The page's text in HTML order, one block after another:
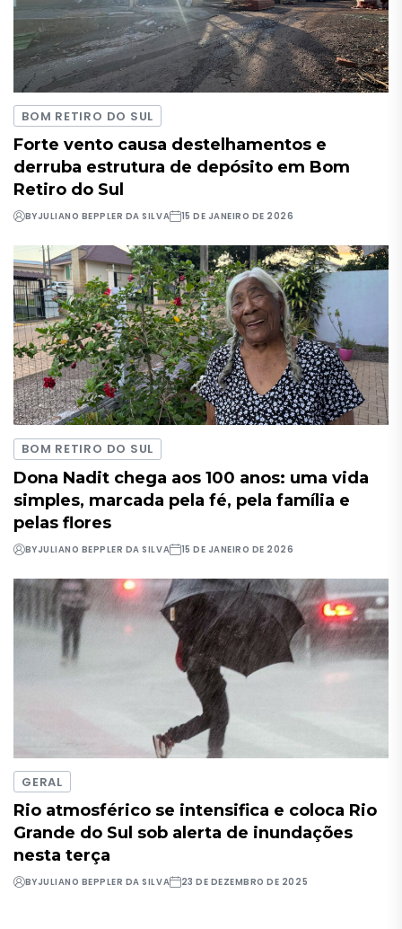
BOM RETIRO DO SUL
Forte vento causa destelhamentos e
derruba estrutura de depósito em Bom
Retiro do Sul
BYJULIANO BEPPLER DA SILVA 15 DE JANEIRO DE 2026
BOM RETIRO DO SUL
Dona Nadit chega aos 100 anos: uma vida
simples, marcada pela fé, pela família e
pelas flores
BYJULIANO BEPPLER DA SILVA 15 DE JANEIRO DE 2026
GERAL
Rio atmosférico se intensifica e coloca Rio
Grande do Sul sob alerta de inundações
nesta terça
BYJULIANO BEPPLER DA SILVA 23 DE DEZEMBRO DE 2025